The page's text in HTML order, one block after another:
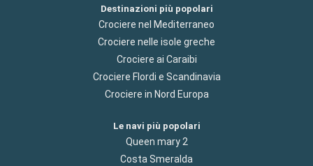
Destinazioni più popolari
Crociere nel Mediterraneo
Crociere nelle isole greche
Crociere ai Caraibi
Crociere Flordi e Scandinavia
Crociere in Nord Europa
Le navi più popolari
Queen mary 2
Costa Smeralda